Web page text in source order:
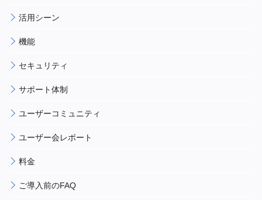
活用シーン
機能
セキュリティ
サポート体制
ユーザーコミュニティ
ユーザー会レポート
料金
ご導入前のFAQ